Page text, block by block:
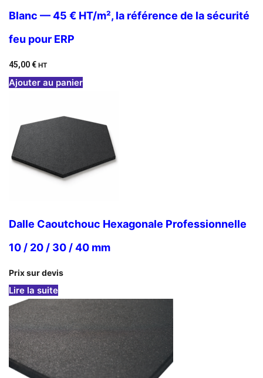
Blanc — 45 € HT/m², la référence de la sécurité
feu pour ERP
45,00€ HT
Ajouter au panier
Dalle Caoutchouc Hexagonale Professionnelle
10 / 20 / 30 / 40 mm
Prix sur devis
Lire la suite: Dalle Caoutchouc Hexagonale